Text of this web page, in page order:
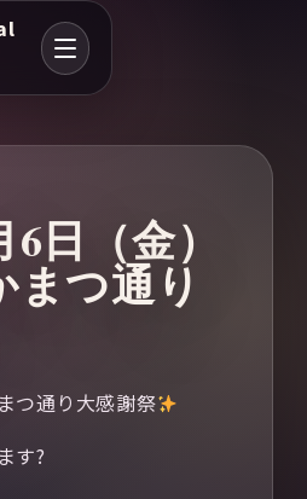
日（金）
まつ通り
つ通り大感謝祭
す?